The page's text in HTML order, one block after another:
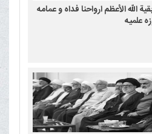
الأعظم ارواحنا فداه و عمامه
علمیه